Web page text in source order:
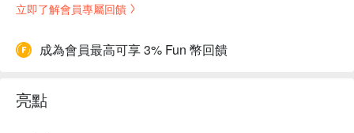
立即了解會員專屬回饋
成為會員最高可享 3% Fun 幣回饋
亮點